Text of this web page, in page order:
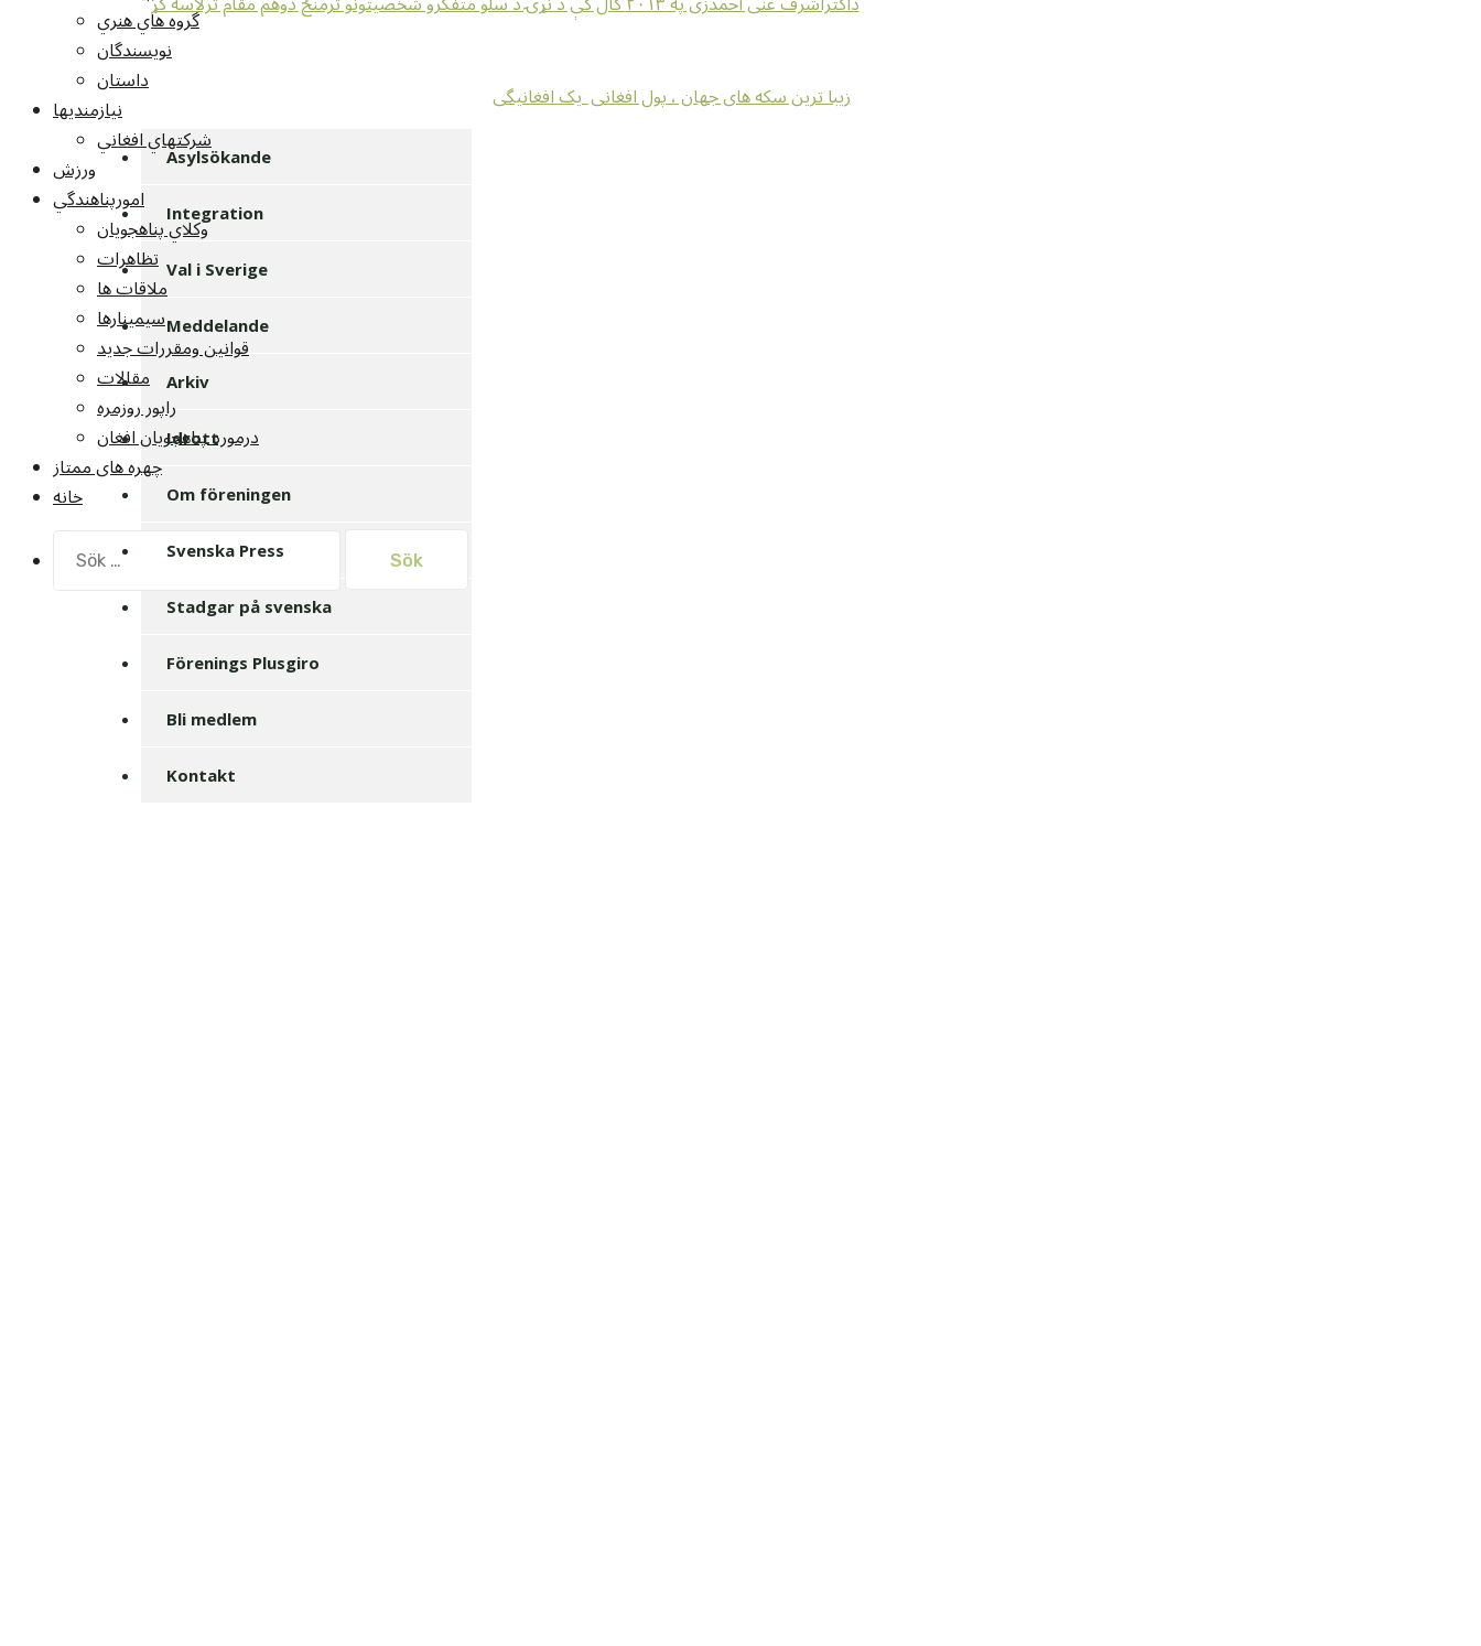
گروه هاي هنري
نويسندگان
داستان
نيازمنديها
شرکتهاي افغاني
ورزش
امورپناهندگي
وکلاي پناهجويان
تظاهرات
ملاقات ها
سيمينارها
قوانين ومقررات جديد
مقالات
راپور روزمره
درمورد پناهجويان افغان
چهره های ممتاز
خانه
efter:
زیبا ترین سکه های جهان ، پول افغانی یک افغانیگی
Asylsökande
Integration
Val i Sverige
Meddelande
Arkiv
Idrott
Om föreningen
Svenska Press
Stadgar på svenska
Förenings Plusgiro
Bli medlem
Kontakt